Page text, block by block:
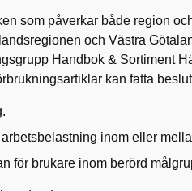
som påverkar både region
och Västra
Handbok & Sortiment
kan fatta
inom eller
för brukare inom berörd